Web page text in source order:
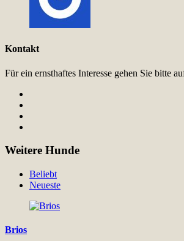
Kontakt
Für ein ernsthaftes Interesse gehen Sie bitte
Weitere Hunde
Beliebt
Neueste
Brios